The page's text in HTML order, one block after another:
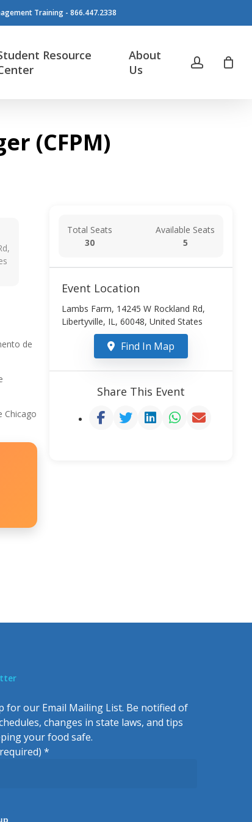
Training - 866.447.2338
Resource
About
Us
account
(CFPM)
de
Chicago
Total Seats
30
Available Seats
5
Event Location
Lambs Farm, 14245 W Rockland Rd,
Libertyville, IL, 60048, United States
Find In Map
Share This Event
for our Email Mailing List. Be notified of
changes in state laws, and tips
your food safe.
*